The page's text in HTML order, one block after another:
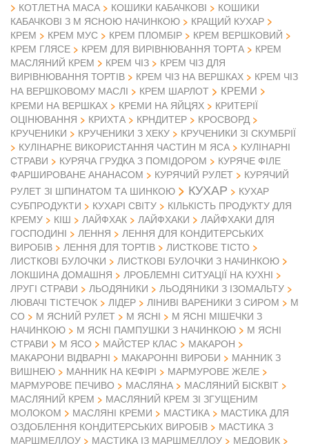
КОТЛЕТНА МАСА
КОШИКИ КАБАЧКОВІ
КОШИКИ
КАБАЧКОВІ З М ЯСНОЮ НАЧИНКОЮ
КРАЩИЙ КУХАР
КРЕМ
КРЕМ МУС КРЕМ ПЛОМБІР
КРЕМ ВЕРШКОВИЙ
КРЕМ ГЛЯСЕ
КРЕМ ДЛЯ ВИРІВНЮВАННЯ ТОРТА
КРЕМ
МАСЛЯНИЙ КРЕМ
КРЕМ ЧІЗ
КРЕМ ЧІЗ ДЛЯ
ВИРІВНЮВАННЯ ТОРТІВ
КРЕМ ЧІЗ НА ВЕРШКАХ
КРЕМ ЧІЗ
НА ВЕРШКОВОМУ МАСЛІ
КРЕМ ШАРЛОТ КРЕМИ
КРЕМИ НА ВЕРШКАХ КРЕМИ НА ЯЙЦЯХ
КРИТЕРІЇ
ОЦІНЮВАННЯ
КРИХТА КРНДИТЕР
КРОСВОРД
КРУЧЕНИКИ
КРУЧЕНИКИ З ХЕКУ
КРУЧЕНИКИ ЗІ СКУМБРІЇ
КУЛІНАРНЕ ВИКОРИСТАННЯ ЧАСТИН М ЯСА
КУЛІНАРНІ
СТРАВИ
КУРЯЧА ГРУДКА З ПОМІДОРОМ
КУРЯЧЕ ФІЛЕ
ФАРШИРОВАНЕ АНАНАСОМ
КУРЯЧИЙ РУЛЕТ
КУРЯЧИЙ
РУЛЕТ ЗІ ШПИНАТОМ ТА ШИНКОЮ
КУХАР
КУХАР
СУБПРОДУКТИ
КУХАРІ СВІТУ
КІЛЬКІСТЬ ПРОДУКТУ ДЛЯ
КРЕМУ
КІШ ЛАЙФХАК ЛАЙФХАКИ
ЛАЙФХАКИ ДЛЯ
ГОСПОДИНІ
ЛЕННЯ
ЛЕННЯ ДЛЯ КОНДИТЕРСЬКИХ
ВИРОБІВ
ЛЕННЯ ДЛЯ ТОРТІВ
ЛИСТКОВЕ ТІСТО
ЛИСТКОВІ БУЛОЧКИ
ЛИСТКОВІ БУЛОЧКИ З НАЧИНКОЮ
ЛОКШИНА ДОМАШНЯ
ЛРОБЛЕМНІ СИТУАЦІЇ НА КУХНІ
ЛРУГІ СТРАВИ
ЛЬОДЯНИКИ
ЛЬОДЯНИКИ З ІЗОМАЛЬТУ
ЛЮВАЧІ ТІСТЕЧОК
ЛІДЕР ЛІНИВІ ВАРЕНИКИ З СИРОМ
М
СО
М ЯСНИЙ РУЛЕТ М ЯСНІ
М ЯСНІ МІШЕЧКИ З
НАЧИНКОЮ
М ЯСНІ ПАМПУШКИ З НАЧИНКОЮ
М ЯСНІ
СТРАВИ
М ЯСО МАЙСТЕР КЛАС
МАКАРОН
МАКАРОНИ ВІДВАРНІ
МАКАРОННІ ВИРОБИ
МАННИК З
ВИШНЕЮ
МАННИК НА КЕФІРІ
МАРМУРОВЕ ЖЕЛЕ
МАРМУРОВЕ ПЕЧИВО
МАСЛЯНА
МАСЛЯНИЙ БІСКВІТ
МАСЛЯНИЙ КРЕМ
МАСЛЯНИЙ КРЕМ ЗІ ЗГУЩЕНИМ
МОЛОКОМ
МАСЛЯНІ КРЕМИ МАСТИКА
МАСТИКА ДЛЯ
ОЗДОБЛЕННЯ КОНДИТЕРСЬКИХ ВИРОБІВ
МАСТИКА З
МАРШМЕЛЛОУ
МАСТИКА ІЗ МАРШМЕЛЛОУ
МЕДОВИК